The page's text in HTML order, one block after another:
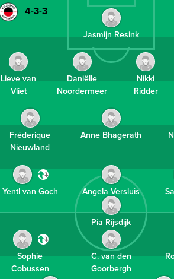
4-3-3
Jasmijn Resink
Lieve van
Vliet
Daniëlle
Noordermeer
Nikki
Ridder
Fréderique
Nieuwland
Anne Bhagerath
Yentl van Goch Angela Versluis
C. van den
Goorbergh
Sophie
Cobussen
Pia Rijsdijk